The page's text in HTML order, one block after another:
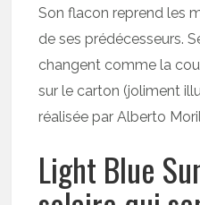
Son flacon reprend les
de ses prédécesseurs.
changent comme la
sur le carton (joliment
réalisée par Alberto
Light Blue